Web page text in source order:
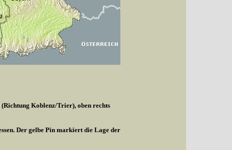
Koblenz/Trier), oben rechts
Der gelbe Pin markiert die Lage der